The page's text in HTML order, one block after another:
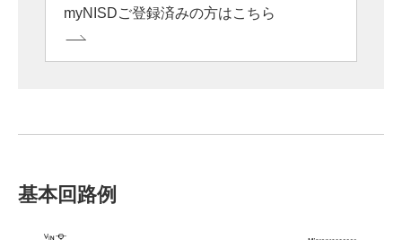
myNISDご登録済みの方はこちら
基本回路例